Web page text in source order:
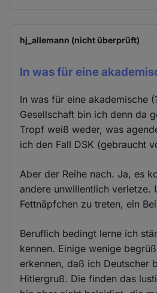
hj_allemann (nicht überprüft)
In was für eine
In was für eine akademische
Gesellschaft bin ich denn da
Tropf weiß weder, was
ich den Fall DSK (gebraucht
Aber der Reihe nach. Ja, es
andere unwillentlich verletze.
Fettnäpfchen zu treten, ein
Beruflich bedingt lerne ich
kennen. Einige wenige
erkennen, daß ich Deutscher
Hitlergruß. Die finden das